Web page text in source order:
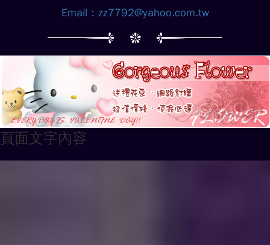
Email： zz7792@yahoo.com.tw
頁面文字內容